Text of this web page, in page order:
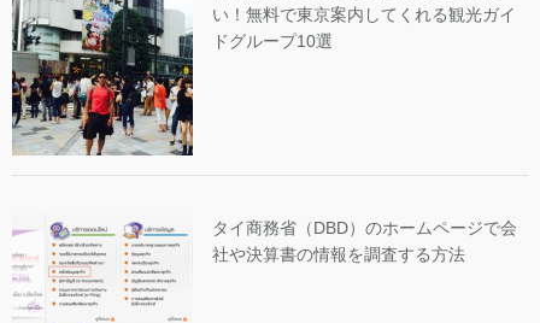
い！無料で東京案内してくれる観光ガイ
ドグループ10選
タイ商務省（DBD）のホームページで会
社や決算書の情報を調査する方法